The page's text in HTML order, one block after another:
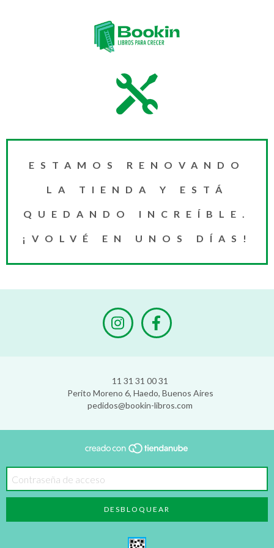
ESTAMOS RENOVANDO
LA TIENDA Y ESTÁ
QUEDANDO INCREÍBLE.
¡VOLVÉ EN UNOS DÍAS!
11 31 31 00 31
Perito Moreno 6, Haedo, Buenos Aires
pedidos@bookin-libros.com